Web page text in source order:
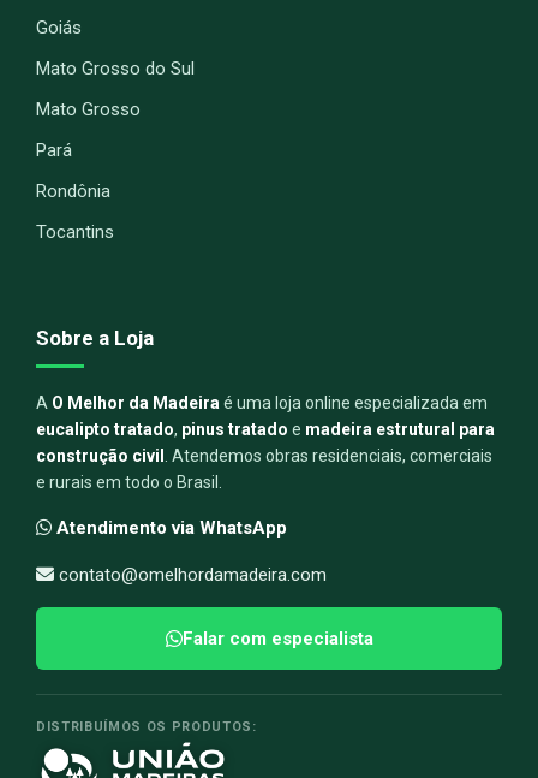
Goiás
Mato Grosso do Sul
Mato Grosso
Pará
Rondônia
Tocantins
Sobre a Loja
A O Melhor da Madeira é uma loja online especializada em
eucalipto tratado, pinus tratado e madeira estrutural para
construção civil
. Atendemos obras residenciais, comerciais
e rurais em todo o Brasil.
Atendimento via WhatsApp
contato@omelhordamadeira.com
Falar com especialista
DISTRIBUÍMOS OS PRODUTOS: